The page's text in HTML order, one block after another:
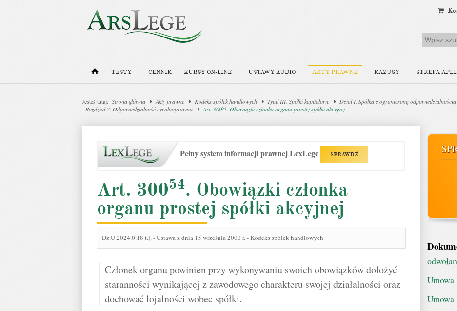
TESTY CENNIK KURSY ON-LINE USTAWY AUDIO AKTY PRAWNE KAZUSY STREFA
Jesteś tutaj: Strona główna Akty prawne Kodeks spółek handlowych Tytuł III. Spółki kapitałowe
Dział I. Spółka z ograniczoną odpowiedzialnością
Rozdział 7. Odpowiedzialność cywilnoprawna
Art. 30054. Obowiązki członka organu prostej spółki akcyjnej
Pełny system informacji prawnej LexLege SPRAWDŹ
Art. 30054. Obowiązki członka
organu prostej spółki akcyjnej
Dz.U.2024.0.18 t.j.-Ustawa z dnia 15 września 2000 r. - Kodeks spółek handlowych
Członek organu powinien przy wykonywaniu swoich obowiązków dołożyć
staranności wynikającej z zawodowego charakteru swojej działalności oraz
dochować lojalności wobec spółki.
Umowa
Umowa